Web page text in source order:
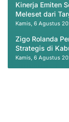
Kinerja Emiten
Meleset dari
Kamis, 6 Agustus
Zigo Rolanda
Strategis di
Kamis, 6 Agustus